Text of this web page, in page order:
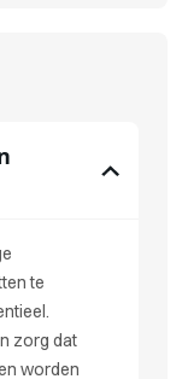
te
zorg dat
worden